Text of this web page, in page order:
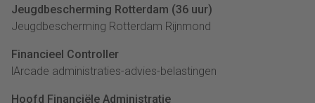
Jeugdbescherming Rotterdam (36 uur)
Jeugdbescherming Rotterdam Rijnmond
Financieel Controller
lArcade administraties-advies-belastingen
Hoofd Financiële Administratie